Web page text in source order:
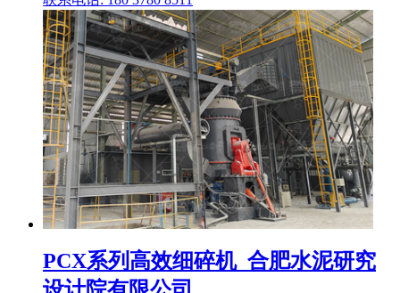
PCX系列高效细碎机_合肥水泥研究